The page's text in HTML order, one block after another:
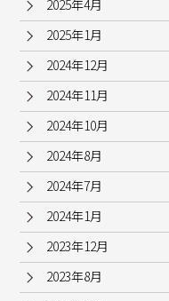
2025年4月
2025年1月
2024年12月
2024年11月
2024年10月
2024年8月
2024年7月
2024年1月
2023年12月
2023年8月